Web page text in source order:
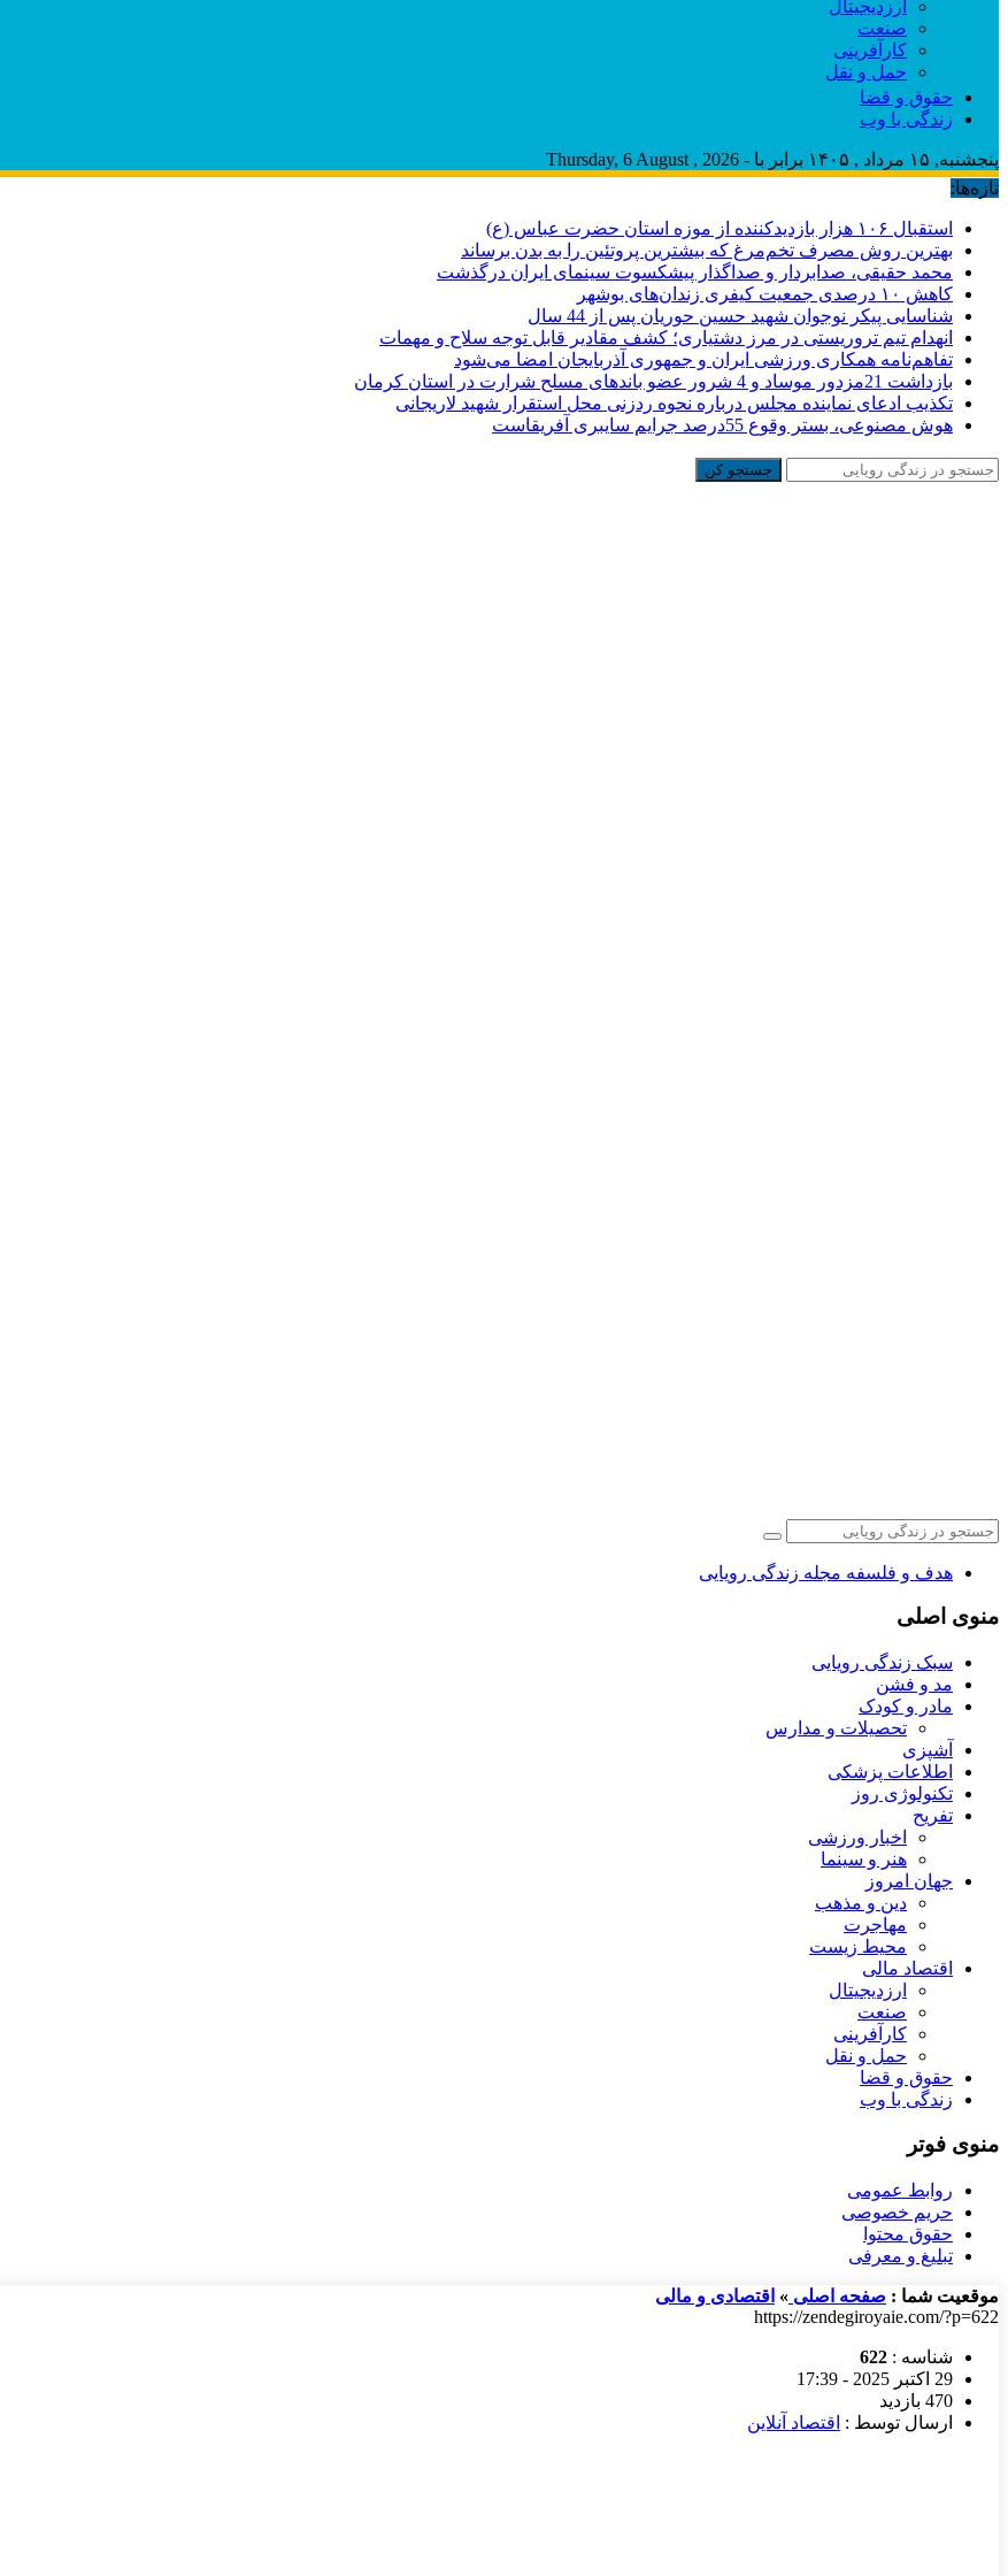
ارزدیجیتال
صنعت
کارآفرینی
حمل و نقل
حقوق و قضا
زندگی با وب
پنجشنبه, ۱۵ مرداد , ۱۴۰۵ برابر با - Thursday, 6 August , 2026
تازه‌ها:
استقبال ۱۰۶ هزار بازدیدکننده از موزه استان حضرت عباس (ع)
بهترین روش مصرف تخم‌مرغ که بیشترین پروتئین را به بدن برساند
محمد حقیقی، صدابردار و صداگذار پیشکسوت سینمای ایران درگذشت
کاهش ۱۰ درصدی جمعیت کیفری زندان‌های بوشهر
شناسایی پیکر نوجوان شهید حسین حوریان پس از 44 سال
انهدام تیم تروریستی در مرز دشتیاری؛ کشف مقادیر قابل توجه سلاح و مهمات
تفاهم‌نامه همکاری ورزشی ایران و جمهوری آذربایجان امضا می‌شود
بازداشت 21مزدور موساد و 4 شرور عضو باندهای مسلح شرارت در استان کرمان
تکذیب ادعای نماینده مجلس درباره نحوه ردزنی محل استقرار شهید لاریجانی
هوش مصنوعی، بستر وقوع 55درصد جرایم سایبری آفریقاست
جستجو کن
هدف و فلسفه مجله زندگی رویایی
منوی اصلی
سبک زندگی رویایی
مد و فشن
مادر و کودک
تحصیلات و مدارس
آشپزی
اطلاعات پزشکی
تکنولوژی روز
تفریح
اخبار ورزشی
هنر و سینما
جهان امروز
دین و مذهب
مهاجرت
محیط زیست
اقتصاد مالی
ارزدیجیتال
صنعت
کارآفرینی
حمل و نقل
حقوق و قضا
زندگی با وب
منوی فوتر
روابط عمومی
حریم خصوصی
حقوق محتوا
تبلیغ و معرفی
موقعیت شما : صفحه اصلی » اقتصادی و مالی
https://zendegiroyaie.com/?p=622
شناسه : 622
29 اکتبر 2025 - 17:39
470 بازدید
ارسال توسط : اقتصاد آنلاین